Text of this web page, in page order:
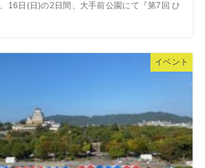
16日(日)の2日間、大手前公園にて『第7回 ひ
イベント